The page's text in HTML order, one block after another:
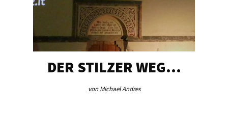
DER STILZER WEG…
von Michael Andres